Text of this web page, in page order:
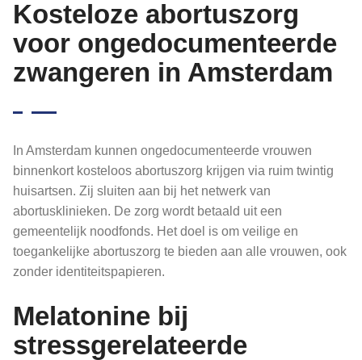
Kosteloze abortuszorg
voor ongedocumenteerde
zwangeren in Amsterdam
In Amsterdam kunnen ongedocumenteerde vrouwen
binnenkort kosteloos abortuszorg krijgen via ruim twintig
huisartsen. Zij sluiten aan bij het netwerk van
abortusklinieken. De zorg wordt betaald uit een
gemeentelijk noodfonds. Het doel is om veilige en
toegankelijke abortuszorg te bieden aan alle vrouwen, ook
zonder identiteitspapieren.
Melatonine bij
stressgerelateerde